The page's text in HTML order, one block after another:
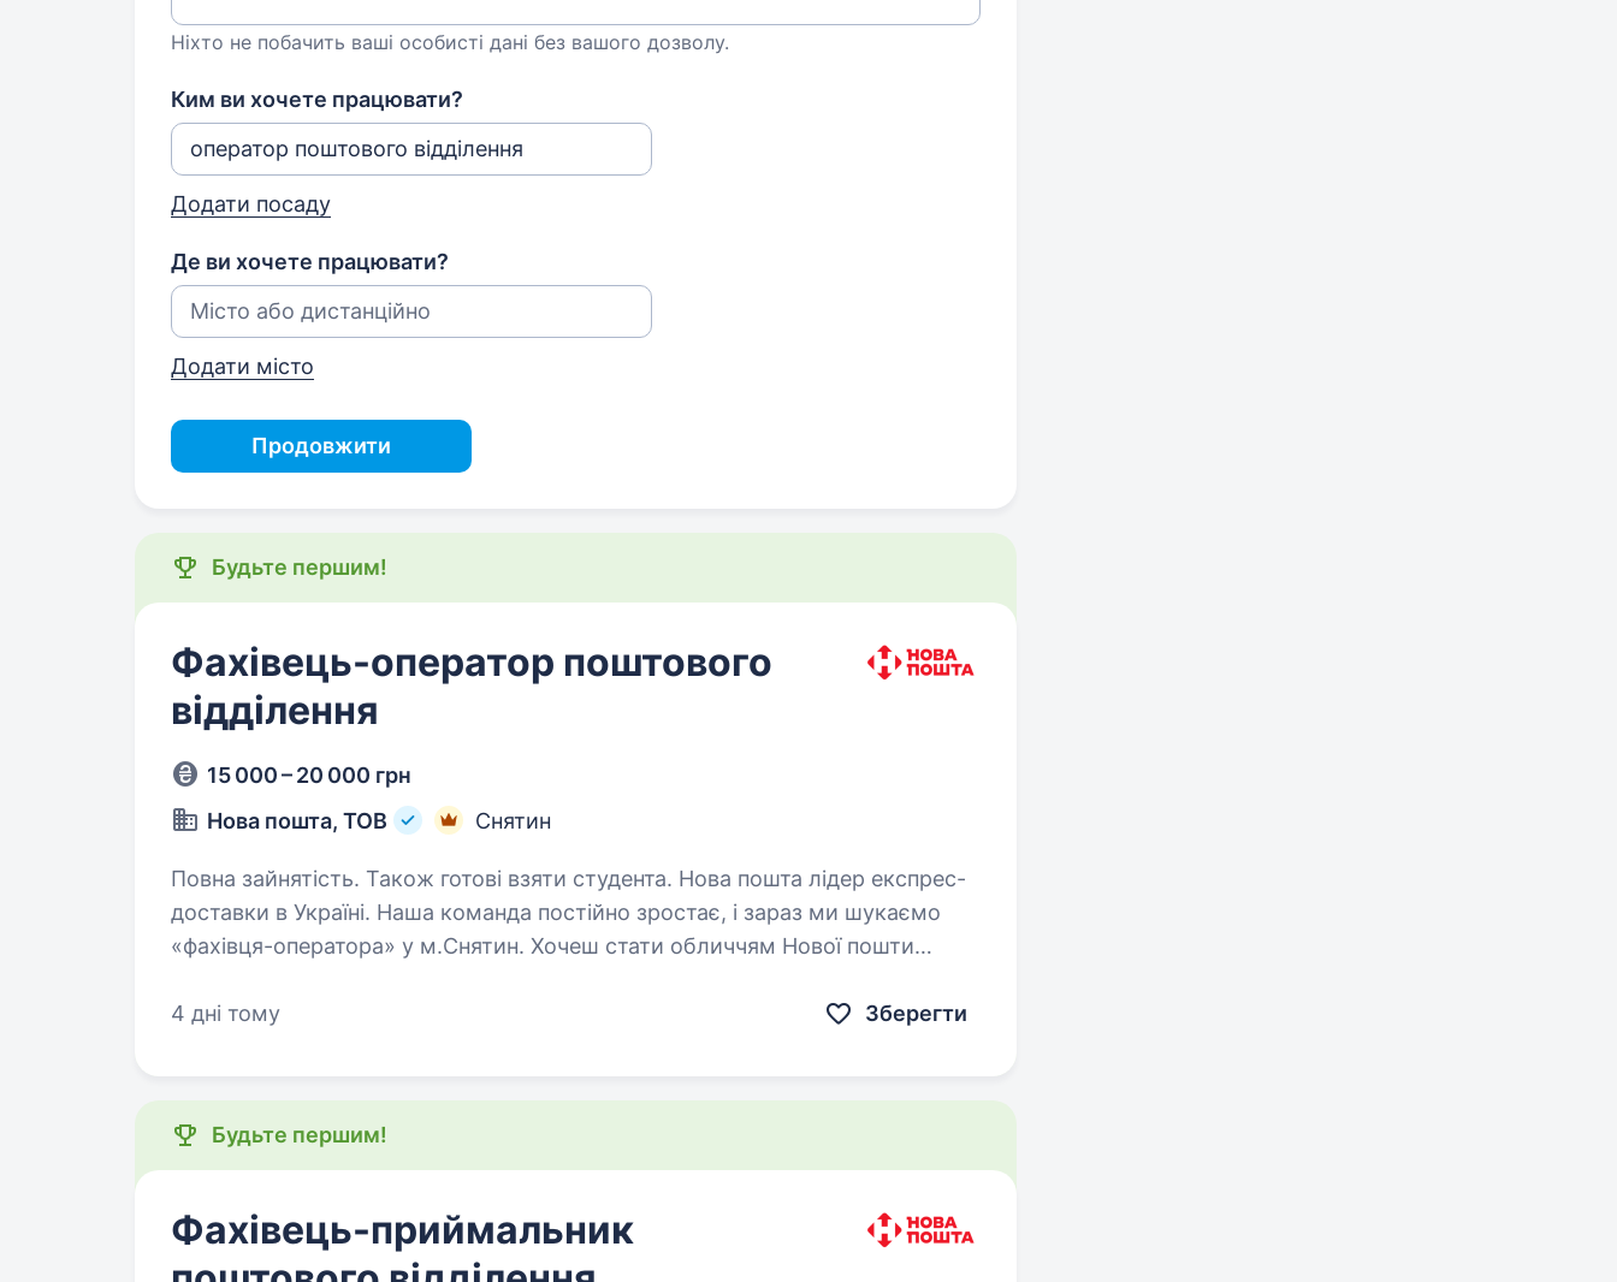
Ніхто не побачить ваші особисті дані без вашого дозволу.
Ким ви хочете працювати?
Додати посаду
Де ви хочете працювати?
Додати місто
Продовжити
Будьте першим!
Фахівець-оператор поштового
відділення
15 000 – 20 000 грн
Нова пошта, ТОВ
Снятин
Повна зайнятість. Також готові взяти студента. Нова пошта лідер експрес-
доставки в Україні. Наша команда постійно зростає, і зараз ми шукаємо
«фахівця-оператора» у м.Снятин. Хочеш стати обличчям Нової пошти
4 дні тому
Зберегти
Будьте першим!
Фахівець-приймальник